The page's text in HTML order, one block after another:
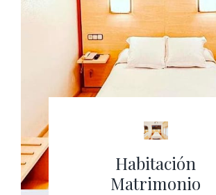
Habitación
Matrimonio